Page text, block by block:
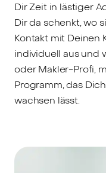
Dir Zeit in lästiger
Dir da schenkt, wo
Kontakt mit Deinen
individuell aus und
oder Makler-Profi,
Programm, das
wachsen lässt.